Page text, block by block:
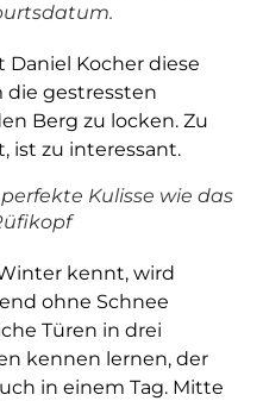
Kocher diese
die gestressten
Berg zu locken. Zu
ist zu interessant.
Kulisse wie das
kennt, wird
ohne Schnee
Türen in drei
kennen lernen, der
in einem Tag. Mitte